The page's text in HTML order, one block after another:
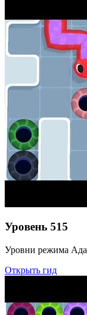
Уровень 515
Уровни режима Ада
Открыть гид